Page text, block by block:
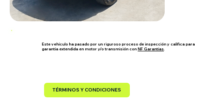
Este vehículo ha pasado por un riguroso proceso de inspección y califica para
garantía extendida en motor y/o transmisión conNF Garantías.
TÉRMINOS Y CONDICIONES